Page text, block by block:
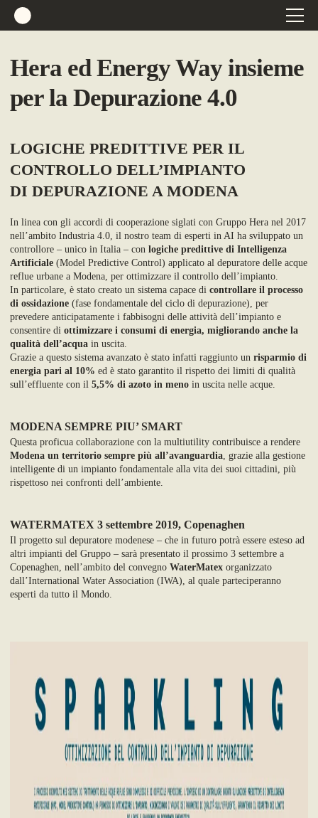
Hera ed Energy Way insieme
per la Depurazione 4.0
LOGICHE PREDITTIVE PER IL
CONTROLLO DELL’IMPIANTO
DI DEPURAZIONE A MODENA
In linea con gli accordi di cooperazione siglati con Gruppo Hera nel 2017
nell’ambito Industria 4.0, il nostro team di esperti in AI ha sviluppato un
controllore – unico in Italia – con logiche predittive di Intelligenza
Artificiale (Model Predictive Control) applicato al depuratore delle acque
reflue urbane a Modena, per ottimizzare il controllo dell’impianto.
In particolare, è stato creato un sistema capace di controllare il processo
di ossidazione (fase fondamentale del ciclo di depurazione), per
prevedere anticipatamente i fabbisogni delle attività dell’impianto e
consentire di ottimizzare i consumi di energia, migliorando anche la
qualità dell’acqua in uscita.
Grazie a questo sistema avanzato è stato infatti raggiunto un risparmio di
energia pari al 10% ed è stato garantito il rispetto dei limiti di qualità
sull’effluente con il 5,5% di azoto in meno in uscita nelle acque.
MODENA SEMPRE PIU’ SMART
Questa proficua collaborazione con la multiutility contribuisce a rendere
Modena un territorio sempre più all’avanguardia, grazie alla gestione
intelligente di un impianto fondamentale alla vita dei suoi cittadini, più
rispettoso nei confronti dell’ambiente.
WATERMATEX 3 settembre 2019, Copenaghen
Il progetto sul depuratore modenese – che in futuro potrà essere esteso ad
altri impianti del Gruppo – sarà presentato il prossimo 3 settembre a
Copenaghen, nell’ambito del convegno WaterMatex organizzato
dall’International Water Association (IWA), al quale parteciperanno
esperti da tutto il Mondo.